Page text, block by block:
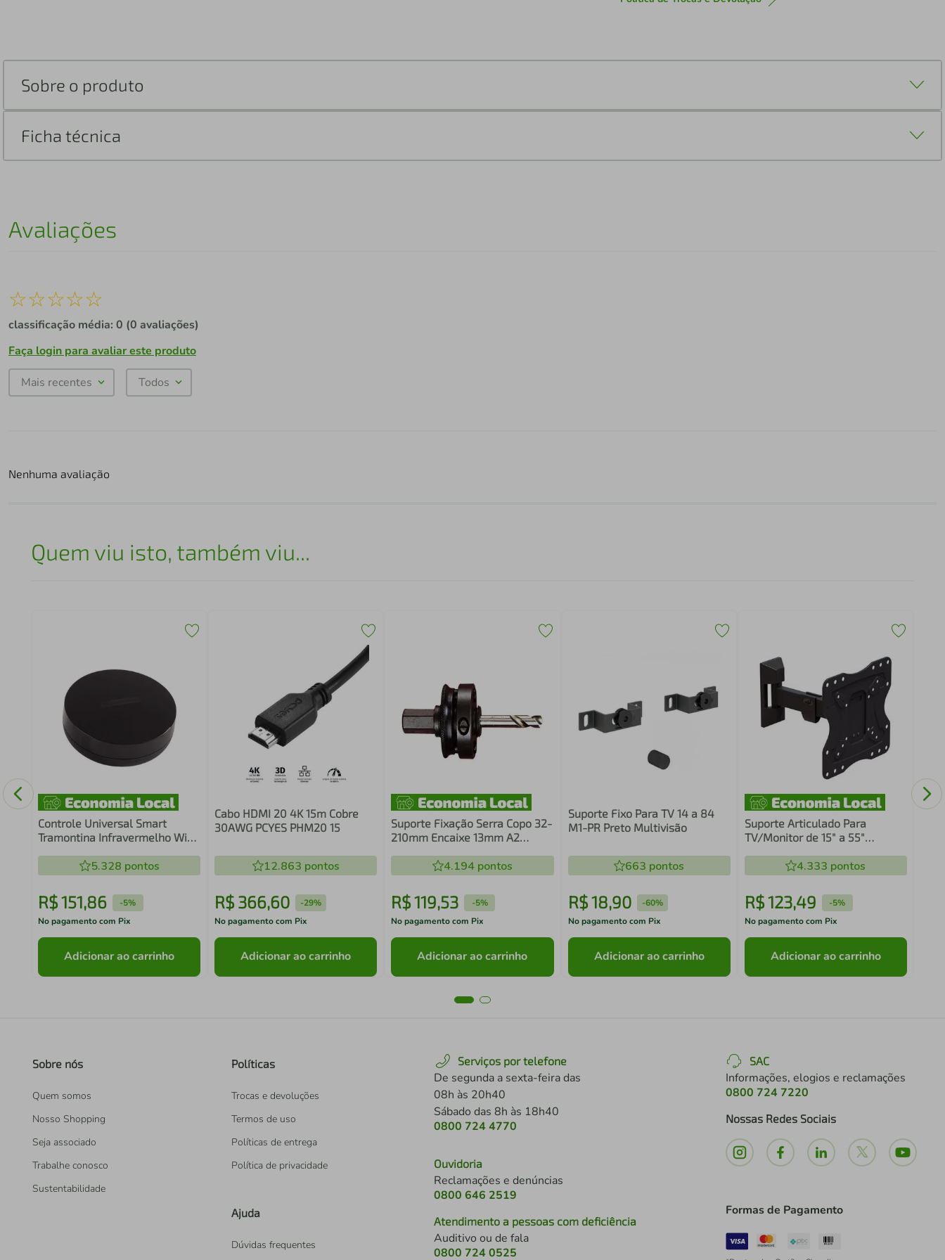
Sobre o produto
Ficha técnica
Avaliações
☆☆☆☆☆
classificação média: 0 (0 avaliações)
Faça login para avaliar este produto
Mais recentes Todos
Nenhuma avaliação
Quem viu isto, também viu...
Controle Universal Smart
Tramontina Infravermelho Wifi
5.328 pontos
R$151,86 -5%
No pagamento com Pix
Adicionar ao carrinho
Cabo HDMI 20 4K 15m Cobre
30AWG PCYES PHM20 15
12.863 pontos
R$ 366,60 -29%
No pagamento com Pix
Adicionar ao carrinho
Suporte Fixação Serra Copo 32-
210mm Encaixe 13mm A2
4.194pontos
R$119,53 -5%
No pagamento com Pix
Adicionar ao carrinho
Suporte Fixo Para TV 14 a 84
M1-PR Preto Multivisão
663 pontos
R$18,90 -60%
No pagamento com Pix
Adicionar ao carrinho
Suporte Articulado Para
TV/Monitor de 15" a 55"
4.333 pontos
R$123,49 -5%
No pagamento com Pix
Adicionar ao carrinho
Sobre nós
Quem somos
Nosso Shopping
Seja associado
Trabalhe conosco
Sustentabilidade
Políticas
Trocas e devoluções
Termos de uso
Políticas de entrega
Política de privacidade
Ajuda
Dúvidas frequentes
Serviços por telefone
De segunda a sexta-feira das
08h às 20h40
Sábado das 8h às 18h40
0800 724 4770
Ouvidoria
Reclamações e denúncias
0800 646 2519
Atendimento a pessoas com deficiência
Auditivo ou de fala
0800 724 0525
SAC
Informações, elogios e reclamações
0800 724 7220
Nossas Redes Sociais
Formas de Pagamento